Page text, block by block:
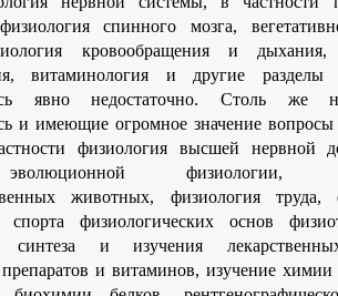
спинного мозга,
кровообращения и дыхания,
витаминология и другие разделы
явно недостаточно. Столь же
и имеющие огромное значение
физиология высшей нервной
физиологии,
животных, физиология труда,
спорта физиологических основ
синтеза и изучения
и витаминов, изучение